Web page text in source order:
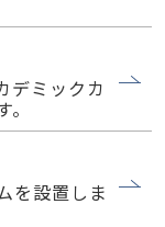
デミックカ
を設置しま